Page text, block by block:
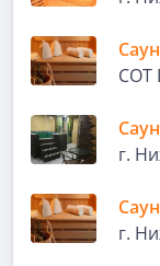
СОТ
г.
г.